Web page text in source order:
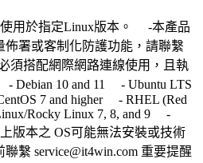
用於指定Linux版本。 -本產品
署或客制化防護功能，請聯繫
須搭配網際網路連線使用，且執
Debian 10 and 11 - Ubuntu LTS
7 and higher - RHEL (Red
Rocky Linux 7, 8, and 9 -
版本之 OS可能無法安裝或技術
繫 service@it4win.com 重要提醒